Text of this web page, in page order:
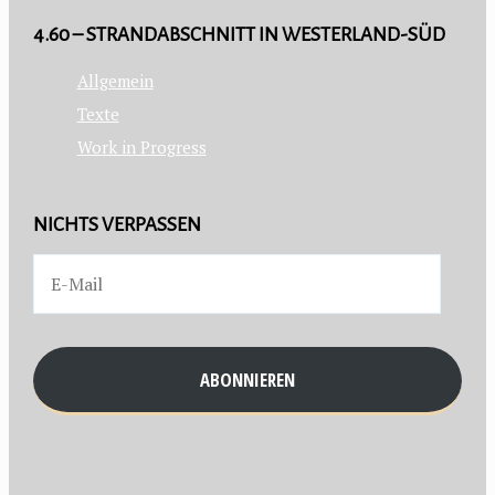
4.60 – STRANDABSCHNITT IN WESTERLAND-SÜD
Allgemein
Texte
Work in Progress
NICHTS VERPASSEN
ABONNIEREN